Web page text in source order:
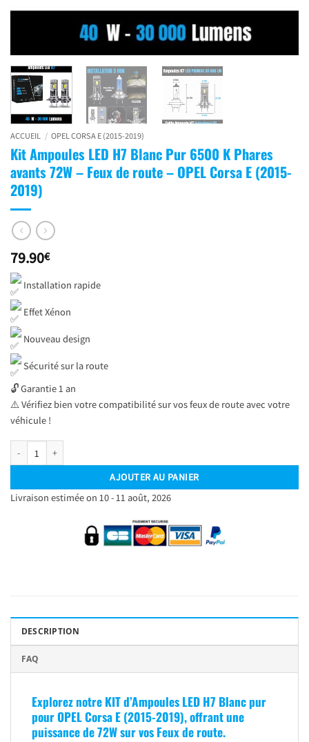
ACCUEIL / OPEL CORSA E (2015-2019)
Kit Ampoules LED H7 Blanc Pur 6500 K Phares
avants 72W – Feux de route – OPEL Corsa E (2015-
2019)
79.90€
Installation rapide
Effet Xénon
Nouveau design
Sécurité sur la route
🔓 Garantie 1 an
⚠️ Vérifiez bien votre compatibilité sur vos feux de route avec votre
véhicule !
AJOUTER AU PANIER
Livraison estimée on 10 - 11 août, 2026
DESCRIPTION
FAQ
Explorez notre KIT d’Ampoules LED H7 Blanc pur
pourOPEL Corsa E (2015-2019), offrant une
puissance de 72W sur vos Feux de route.